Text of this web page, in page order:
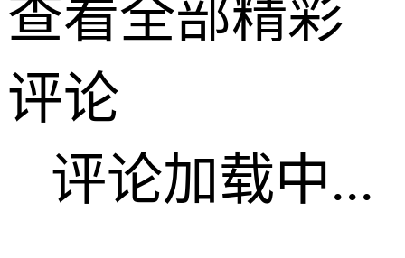
查看全部精彩
评论
评论加载中...